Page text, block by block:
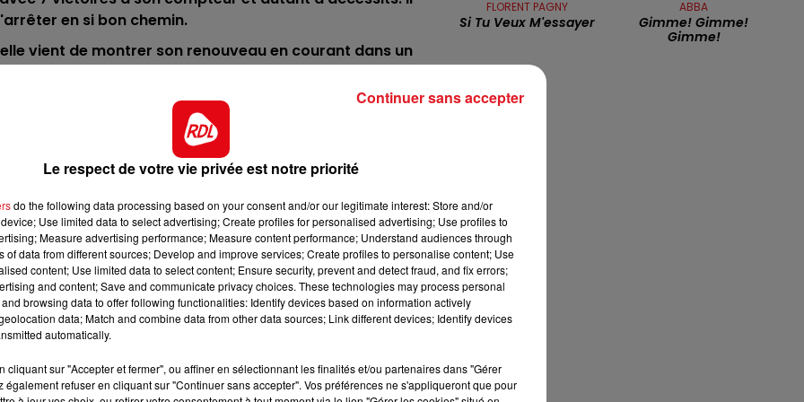
10h00 - 12h00
RDL WEEKEND
7h00 - 10h00
en si bon chemin.
vient de montrer son renouveau en courant dans un
elle ne doit pas sortir des 3.
à l'entraînement, mais c'est un bon cheval qui est
une part active à l'arrivée.
des gains et sera de nouveau déf des 4. Sur ce qu'il
c'est une première chance.
soldent par une place sur le podium. Il ne devrait pas
à reprendre le 25 décembre.
un quarté régional. Aprés deux victoires en Province,
avec des prétentions.
courses, il a encore fini deuxiéme battu au poteau
donner le meilleur.
des pistes :
FLORENT PAGNY
Si Tu Veux M'essayer
ABBA
Gimme! Gimme!
Gimme!
Le respect de votre vie privée est notre priorité
do the following data processing based on your consent and/or our legitimate interest: Store and/or
Use limited data to select advertising; Create profiles for personalised advertising; Use profiles to
Measure advertising performance; Measure content performance; Understand audiences through
of data from different sources; Develop and improve services; Create profiles to personalise content; Use
content; Use limited data to select content; Ensure security, prevent and detect fraud, and fix errors;
and content; Save and communicate privacy choices. These technologies may process personal
browsing data to offer following functionalities: Identify devices based on information actively
data; Match and combine data from other data sources; Link different devices; Identify devices
automatically.
cliquant sur "Accepter et fermer", ou affiner en sélectionnant les finalités et/ou partenaires dans "Gérer
également refuser en cliquant sur "Continuer sans accepter". Vos préférences ne s'appliqueront que pour
Continuer sans accepter